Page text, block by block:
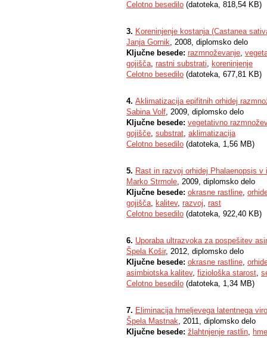
Celotno besedilo (datoteka, 818,54 KB)
3. Koreninjenje kostanja (Castanea
Janja Gornik, 2008, diplomsko delo
Ključne besede: razmnoževanje,
gojišča, rastni substrati, koreninjenje
Celotno besedilo (datoteka, 677,81 KB)
4. Aklimatizacija epifitnih orhidej
Sabina Volf, 2009, diplomsko delo
Ključne besede: vegetativno
gojišče, substrat, aklimatizacija
Celotno besedilo (datoteka, 1,56 MB)
5. Rast in razvoj orhidej Phalaenopsis v
Marko Strmole, 2009, diplomsko delo
Ključne besede: okrasne rastline,
gojišča, kalitev, razvoj, rast
Celotno besedilo (datoteka, 922,40 KB)
6. Uporaba ultrazvoka za pospešitev
Špela Košir, 2012, diplomsko delo
Ključne besede: okrasne rastline,
asimbiotska kalitev, fiziološka starost,
Celotno besedilo (datoteka, 1,34 MB)
7. Eliminacija hmeljevega latentnega
Špela Mastnak, 2011, diplomsko delo
Ključne besede: žlahtnjenje rastlin,